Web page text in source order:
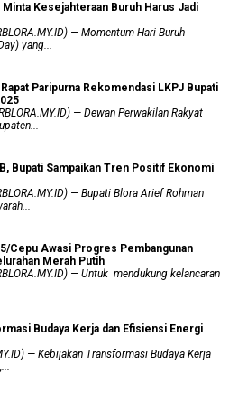
Minta Kesejahteraan Buruh Harus Jadi
— Momentum Hari Buruh
yang...
Paripurna Rekomendasi LKPJ Bupati
— Dewan Perwakilan Rakyat
Bupati Sampaikan Tren Positif Ekonomi
— Bupati Blora Arief Rohman
Cepu Awasi Progres Pembangunan
Merah Putih
— Untuk mendukung kelancaran
Budaya Kerja dan Efisiensi Energi
— Kebijakan Transformasi Budaya Kerja